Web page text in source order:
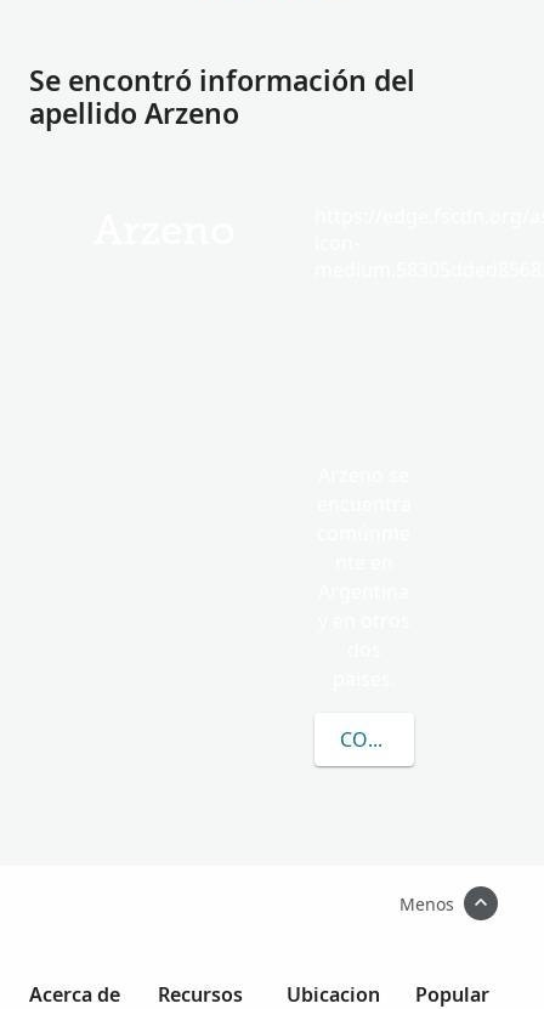
Se encontró información del
apellido Arzeno
CONOCER MÁS
Menos
Acerca de
Recursos
Ubicacion
Popular